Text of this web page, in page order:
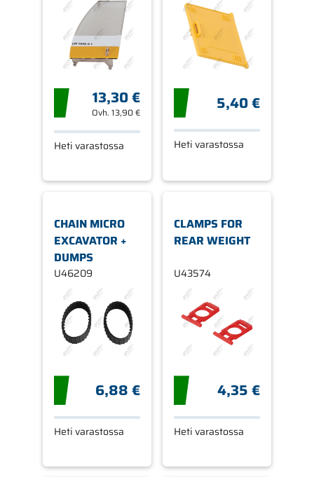
13,30 €
Ovh. 13,90 €
Heti varastossa
5,40 €
Heti varastossa
CHAIN MICRO
EXCAVATOR +
DUMPS
U46209
6,88 €
Heti varastossa
CLAMPS FOR
REAR WEIGHT
U43574
4,35 €
Heti varastossa